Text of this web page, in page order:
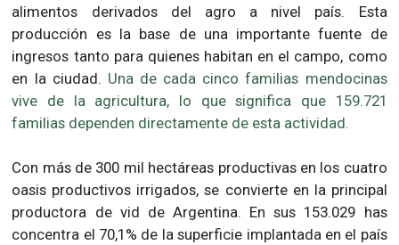
alimentos derivados del agro a nivel país. Esta
producción es la base de una importante fuente de
ingresos tanto para quienes habitan en el campo, como
en la ciudad. Una de cada cinco familias mendocinas
vive de la agricultura, lo que significa que 159.721
familias dependen directamente de esta actividad.
Con más de 300 mil hectáreas productivas en los cuatro
oasis productivos irrigados, se convierte en la principal
productora de vid de Argentina. En sus 153.029 has
concentra el 70,1% de la superficie implantada en el país